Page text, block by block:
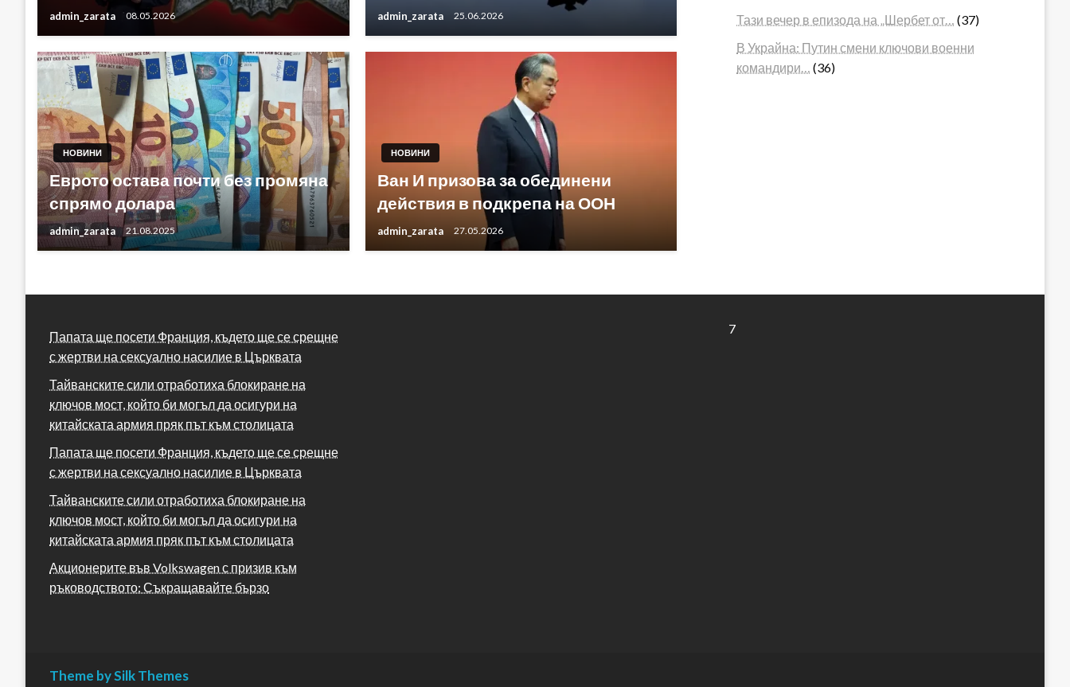
admin_zarata 08.05.2026 admin_zarata 25.06.2026
НОВИНИ
Еврото остава почти без промяна
спрямо долара
admin_zarata 21.08.2025
НОВИНИ
Ван И призова за обединени
действия в подкрепа на ООН
admin_zarata 27.05.2026
Тази вечер в епизода на „Шербет от…
(37)
В Украйна: Путин смени ключови военни
командири…
(36)
Папата ще посети Франция, където ще се срещне
с жертви на сексуално насилие в Църквата
Тайванските сили отработиха блокиране на
ключов мост, който би могъл да осигури на
китайската армия пряк път към столицата
Папата ще посети Франция, където ще се срещне
с жертви на сексуално насилие в Църквата
Тайванските сили отработиха блокиране на
ключов мост, който би могъл да осигури на
китайската армия пряк път към столицата
Акционерите във Volkswagen с призив към
ръководството: Съкращавайте бързо
7
Theme by Silk Themes